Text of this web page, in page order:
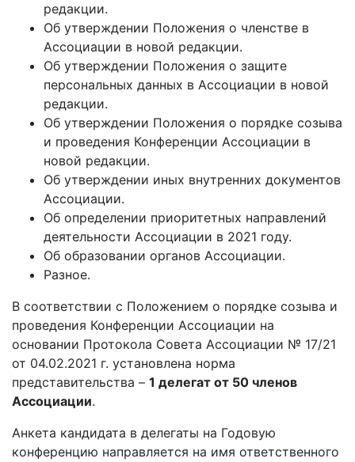
редакции.
Об утверждении Положения о членстве в
Ассоциации в новой редакции.
Об утверждении Положения о защите
персональных данных в Ассоциации в новой
редакции.
Об утверждении Положения о порядке созыва
и проведения Конференции Ассоциации в
новой редакции.
Об утверждении иных внутренних документов
Ассоциации.
Об определении приоритетных направлений
деятельности Ассоциации в 2021 году.
Об образовании органов Ассоциации.
Разное.
В соответствии с Положением о порядке созыва и
проведения Конференции Ассоциации на
основании Протокола Совета Ассоциации № 17/21
от 04.02.2021 г. установлена норма
представительства – 1 делегат от 50 членов
Ассоциации.
Анкета кандидата в делегаты на Годовую
конференцию направляется на имя ответственного